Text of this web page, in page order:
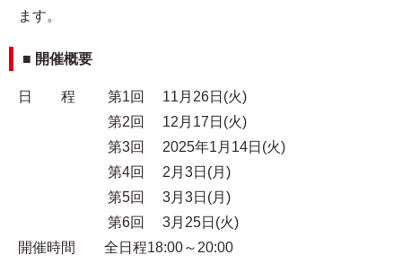
ます。
■ 開催概要
日 程 第1回 11月26日(火)
第2回 12月17日(火)
第3回 2025年1月14日(火)
第4回 2月3日(月)
第5回 3月3日(月)
第6回 3月25日(火)
開催時間 全日程18:00～20:00